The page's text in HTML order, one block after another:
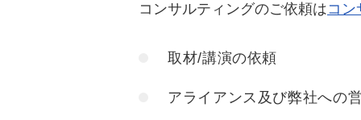
コンサルティングのご依頼はコン
取材/講演の依頼
アライアンス及び弊社への